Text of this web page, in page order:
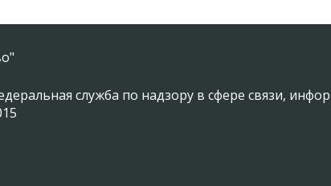
служба по надзору в сфере связи,